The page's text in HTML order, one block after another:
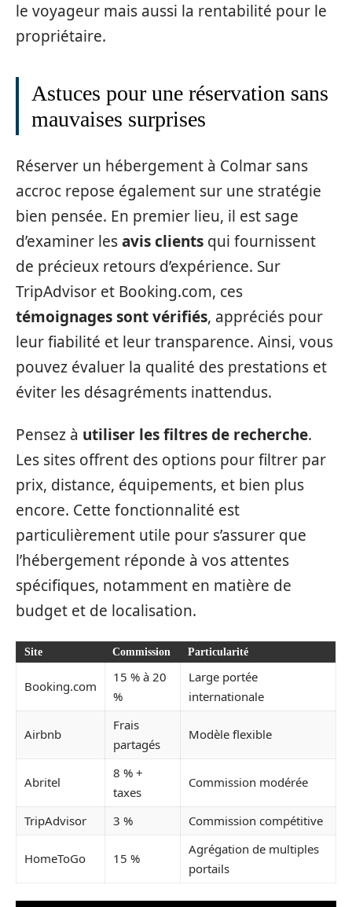
le voyageur mais aussi la rentabilité pour le
propriétaire.
Astuces pour une réservation sans
mauvaises surprises
Réserver un hébergement à Colmar sans
accroc repose également sur une stratégie
bien pensée. En premier lieu, il est sage
d’examiner lesavis clients qui fournissent
de précieux retours d’expérience. Sur
TripAdvisor et Booking.com, ces
témoignages sont vérifiés, appréciés pour
leur fiabilité et leur transparence. Ainsi, vous
pouvez évaluer la qualité des prestations et
éviter les désagréments inattendus.
Pensez à utiliser les filtres de recherche.
Les sites offrent des options pour filtrer par
prix, distance, équipements, et bien plus
encore. Cette fonctionnalité est
particulièrement utile pour s’assurer que
l’hébergement réponde à vos attentes
spécifiques, notamment en matière de
budget et de localisation.
Site Commission Particularité
Booking.com
15 % à 20
%
Large portée
internationale
Airbnb
Frais
partagés
Modèle flexible
Abritel
8 % +
taxes
Commission modérée
TripAdvisor 3 % Commission compétitive
HomeToGo 15 %
Agrégation de multiples
portails